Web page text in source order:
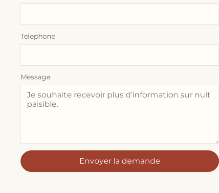
Telephone
Message
Envoyer la demande